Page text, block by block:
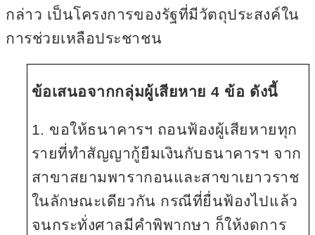
กล่าว เป็นโครงการของรัฐที่มีวัตถุประสงค์ใน
การช่วยเหลือประชาชน
ข้อเสนอจากกลุ่มผู้เสียหาย4 ข้อ ดังนี้
1. ขอให้ธนาคารฯ ถอนฟ้องผู้เสียหายทุก
รายที่ทำสัญญากู้ยืมเงินกับธนาคารฯ จาก
สาขาสยามพารากอนและสาขาเยาวราช
ในลักษณะเดียวกัน กรณีที่ยื่นฟ้องไปแล้ว
จนกระทั่งศาลมีคำพิพากษา ก็ให้งดการ